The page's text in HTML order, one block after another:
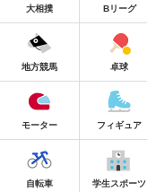
大相撲 Bリーグ
地方競馬 卓球
モーター フィギュア
自転車 学生スポーツ